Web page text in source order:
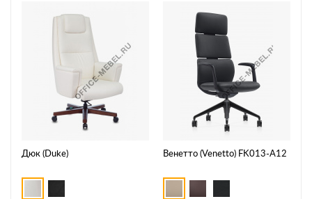
Дюк (Duke) Венетто (Venetto) FK013-A12